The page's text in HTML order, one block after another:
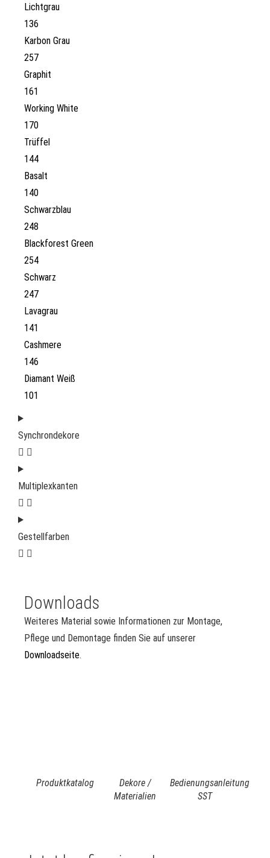
Lichtgrau
136
Karbon Grau
257
Graphit
161
Working White
170
Trüffel
144
Basalt
140
Schwarzblau
248
Blackforest Green
254
Schwarz
247
Lavagrau
141
Cashmere
146
Diamant Weiß
101
Synchrondekore
Multiplexkanten
Gestellfarben
Downloads
Weiteres Material sowie Informationen zur Montage,
Pflege und Demontage finden Sie auf unserer
Downloadseite.
Produktkatalog
Dekore /
Materialien
Bedienungsanleitung
SST